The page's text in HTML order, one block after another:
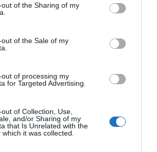
visit or usage behaviour. You may click to
to Google and its third-party tags to
specified purposes in below Google
of the Sharing of my
of the Sale of my
of processing my
for Targeted Advertising.
of Collection, Use,
and/or Sharing of my
that Is Unrelated with the
it was collected.
Rizsavi Tamás